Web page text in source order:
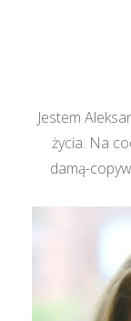
Jestem
życia. Na
damą-